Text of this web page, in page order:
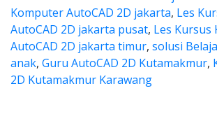
Komputer AutoCAD 2D jakarta, Les
AutoCAD 2D jakarta pusat, Les Kursus
AutoCAD 2D jakarta timur, solusi
anak, Guru AutoCAD 2D Kutamakmur,
2D Kutamakmur Karawang